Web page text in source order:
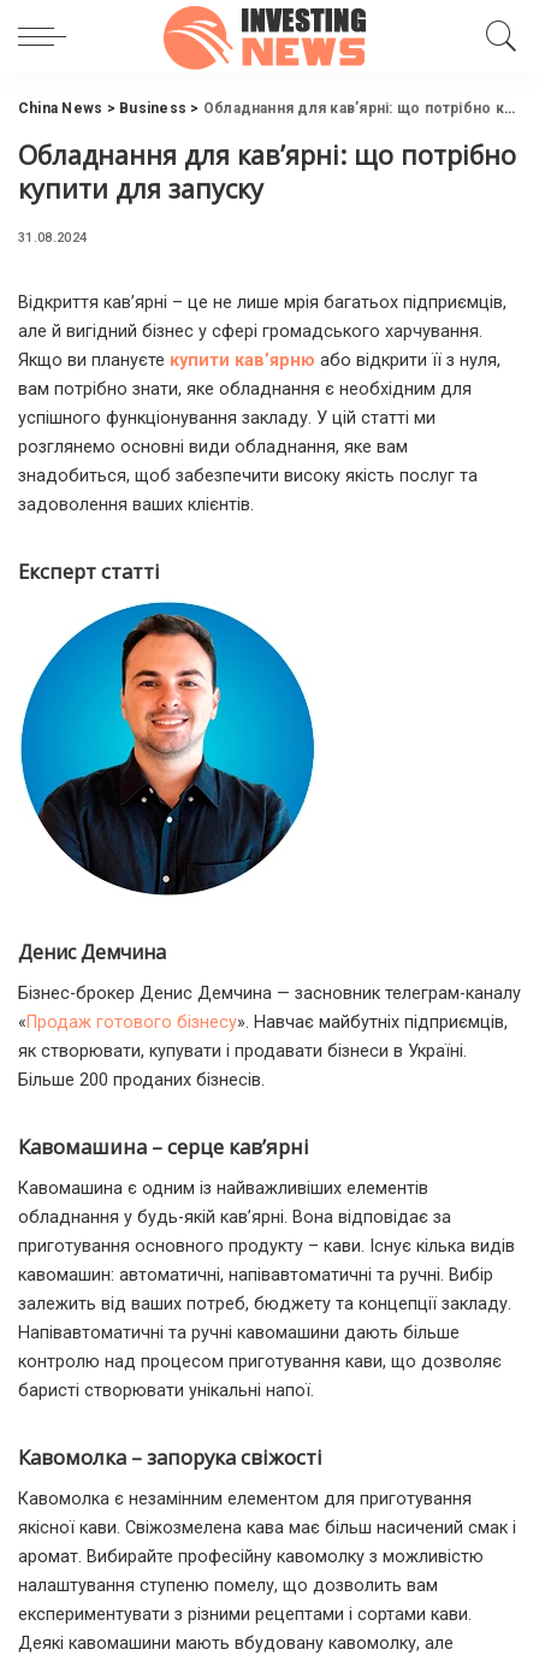
China News > Business > Обладнання для кав’ярні: що потрібно купити для запуску
Обладнання для кав’ярні: що потрібно
купити для запуску
31.08.2024
Відкриття кав’ярні – це не лише мрія багатьох підприємців,
але й вигідний бізнес у сфері громадського харчування.
Якщо ви плануєте купити кав’ярню або відкрити її з нуля,
вам потрібно знати, яке обладнання є необхідним для
успішного функціонування закладу. У цій статті ми
розглянемо основні види обладнання, яке вам
знадобиться, щоб забезпечити високу якість послуг та
задоволення ваших клієнтів.
Експерт статті
Денис Демчина
Бізнес-брокер Денис Демчина — засновник телеграм-каналу
«Продаж готового бізнесу». Навчає майбутніх підприємців,
як створювати, купувати і продавати бізнеси в Україні.
Більше 200 проданих бізнесів.
Кавомашина – серце кав’ярні
Кавомашина є одним із найважливіших елементів
обладнання у будь-якій кав’ярні. Вона відповідає за
приготування основного продукту – кави. Існує кілька видів
кавомашин: автоматичні, напівавтоматичні та ручні. Вибір
залежить від ваших потреб, бюджету та концепції закладу.
Напівавтоматичні та ручні кавомашини дають більше
контролю над процесом приготування кави, що дозволяє
баристі створювати унікальні напої.
Кавомолка – запорука свіжості
Кавомолка є незамінним елементом для приготування
якісної кави. Свіжозмелена кава має більш насичений смак і
аромат. Вибирайте професійну кавомолку з можливістю
налаштування ступеню помелу, що дозволить вам
експериментувати з різними рецептами і сортами кави.
Деякі кавомашини мають вбудовану кавомолку, але